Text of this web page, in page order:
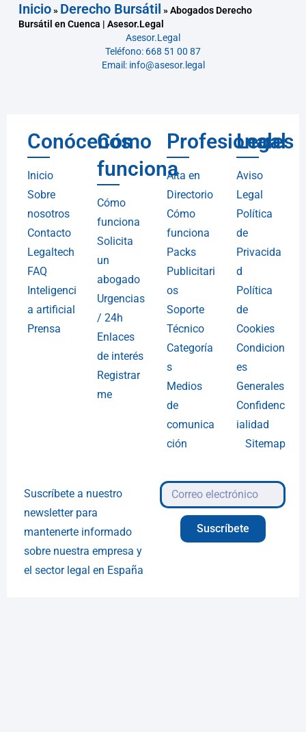
Inicio» Derecho Bursátil »Abogados Derecho
Bursátil en Cuenca | Asesor.Legal
Asesor.Legal
Teléfono: 668 51 00 87
Email: info@asesor.legal
Conócenos
Inicio
Sobre
nosotros
Contacto
Legaltech
FAQ
Inteligenci
a artificial
Prensa
Cómo
funciona
Cómo
funciona
Solicita
un
abogado
Urgencias
/ 24h
Enlaces
de interés
Registrar
me
Profesionales
Alta en
Directorio
Cómo
funciona
Packs
Publicitari
os
Soporte
Técnico
Categoría
s
Medios
de
comunica
ción
Legal
Aviso
Legal
Política
de
Privacida
d
Política
de
Cookies
Condicion
es
Generales
Confidenc
ialidad
Sitemap
Suscríbete a nuestro
newsletter para
mantenerte informado
sobre nuestra empresa y
el sector legal en España
Suscríbete